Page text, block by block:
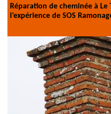
Réparation de cheminée à
l’expérience de SOS